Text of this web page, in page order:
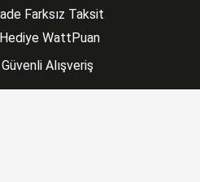
Farksız Taksit
Hediye WattPuan
Güvenli Alışveriş